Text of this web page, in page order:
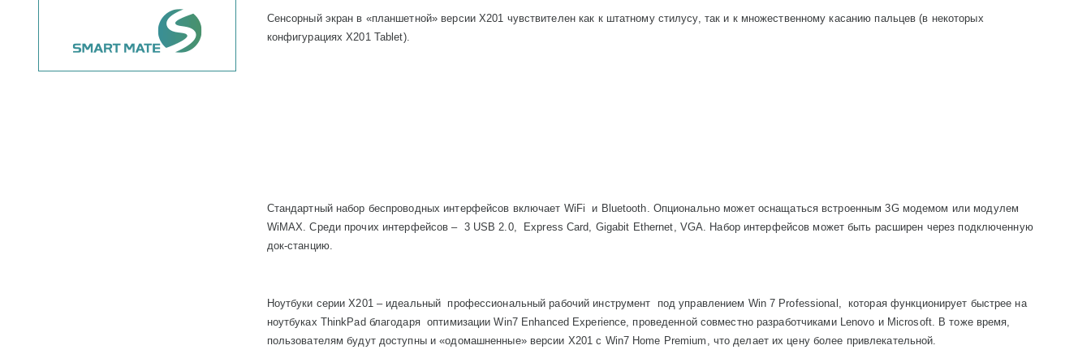
Сенсорный экран в «планшетной» версии X201 чувствителен как к штатному стилусу, так и к множественному касанию пальцев (в некоторых
конфигурацияхX201 Tablet).
Стандартный набор беспроводных интерфейсов включает WiFi и Bluetooth. Опционально может оснащаться встроенным 3G модемом или модулем
WiMAX. Среди прочих интерфейсов – 3 USB 2.0, Express Card, Gigabit Ethernet, VGA. Набор интерфейсов может быть расширен через подключенную
док-станцию.
Ноутбуки серииX201 – идеальный профессиональный рабочий инструмент под управлением Win7 Professional ,
которая функционирует быстрее на
ноутбуках ThinkPad благодаря оптимизацииWin7 Enhanced Experience, проведенной совместно разработчиками Lenovo и Microsoft. В тоже время,
пользователям будут доступны и «одомашненные» версии X201 с Win7 Home Premium , что делает их цену более привлекательной.